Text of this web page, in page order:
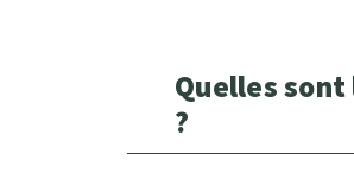
Quelles
?